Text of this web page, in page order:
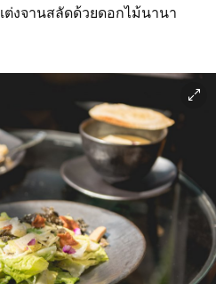
งจานสลัดด้วยดอกไม้นานา